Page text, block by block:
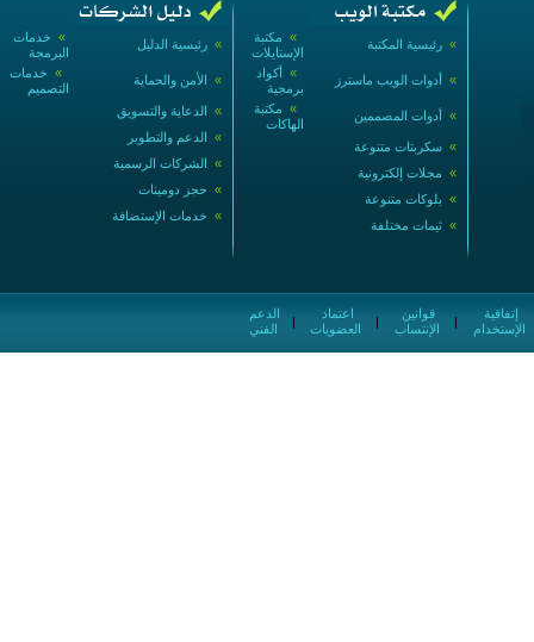
» خدمات
البرمجة
» رئيسية الدليل
» خدمات
التصميم
» الأمن والحماية
» الدعاية والتسويق
» الدعم والتطوير
» الشركات الرسمية
» حجز دومينات
» خدمات الإستضافة
» مكتبة
الإستايلات
» رئيسية المكتبة
» أكواد
برمجية
» أدوات الويب ماسترز
» مكتبة
الهاكات
» أدوات المصممين
» سكربتات متنوعة
» مجلات إلكترونية
» بلوكات متنوعة
» ثيمات مختلفة
الفني
|
العضويات
|
الإنتساب
|
الإستخدام